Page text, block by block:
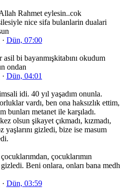
Rahmet eylesin..cok
nice sifa bulanlarin dualari
· Dün, 07:00
asil bi bayanmışkitabını okudum
ondan
· Dün, 04:01
idi. 40 yıl yaşadım onunla.
vardı, ben ona haksızlık ettim,
bunları metanet ile karşıladı.
olsun şikayet çıkmadı, kızmadı,
yaşlarını gizledi, bize ise masum
çocuklarımın
gizledi. Beni onlara, onları bana medh
· Dün, 03:59